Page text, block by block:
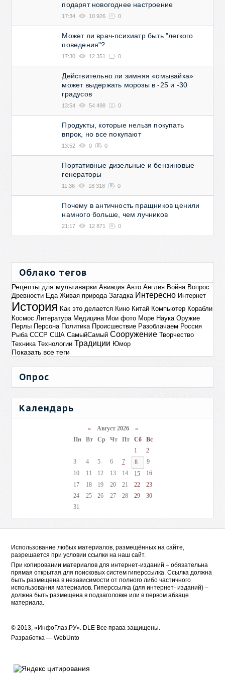
подарят новогоднее настроение
17:34 10 926 0
Может ли врач-психиатр быть "легкого
поведения"?
17:30 12 351 0
Действительно ли зимняя «омывайка»
может выдержать морозы в -25 и -30
градусов
13:54 54 498 0
Продукты, которые нельзя покупать
впрок, но все покупают
13:52 0 0
Портативные дизельные и бензиновые
генераторы
11:36 18 318 0
Почему в античность пращников ценили
намного больше, чем лучников
21:17 12 871 0
Облако тегов
Рецепты для мультиварки Авиация Авто Англия Война Вопрос
Древности Еда Живая природа Загадка Интересно Интернет
История Как это делается Кино Китай Компьютер Корабли
Космос Литература Медицина Мои фото Море Наука Оружие
Перлы Персона Политика Происшествие Разоблачаем Россия
Рыба СССР США СамыйСамый Сооружение Творчество
Техника Технологии Традиции Юмор
Показать все теги
Опрос
Календарь
«Август 2026 »
Пн
Вт Ср Чт Пт Сб
Вс
1
2
3
4 5 6 7 8
9
10
11 12 13 14 15
16
17
18 19 20 21 22
23
24
25 26 27 28 29
30
31
Использование любых материалов, размещённых на сайте,
разрешается при условии ссылки на наш сайт.
При копировании материалов для интернет-изданий – обязательна
прямая открытая для поисковых систем гиперссылка. Ссылка должна
быть размещена в независимости от полного либо частичного
использования материалов. Гиперссылка (для интернет- изданий) –
должна быть размещена в подзаголовке или в первом абзаце
материала.
© 2013, «ИнфоГлаз.РУ». DLE Все права защищены.
Разработка —WebUnto